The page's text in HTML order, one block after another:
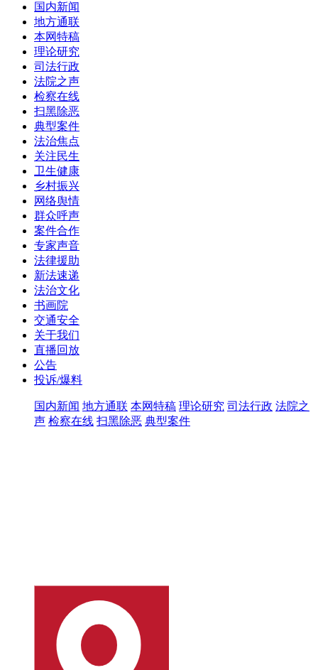
国内新闻
地方通联
本网特稿
理论研究
司法行政
法院之声
检察在线
扫黑除恶
典型案件
法治焦点
关注民生
卫生健康
乡村振兴
网络舆情
群众呼声
案件合作
专家声音
法律援助
新法速递
法治文化
书画院
交通安全
关于我们
直播回放
公告
投诉/爆料
国内新闻 地方通联 本网特稿 理论研究 司法行政 法院之
声 检察在线 扫黑除恶 典型案件